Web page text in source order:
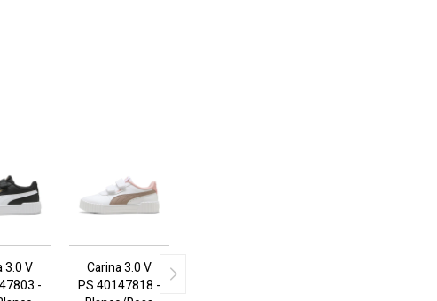
3.0 V
-
Carina 3.0 V
PS 40147818 -